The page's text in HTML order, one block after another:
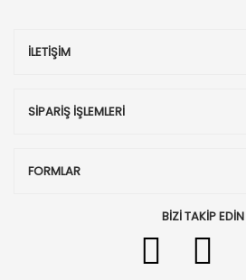
İLETİŞİM
SİPARİŞ İŞLEMLERİ
FORMLAR
BİZİ TAKİP EDİN